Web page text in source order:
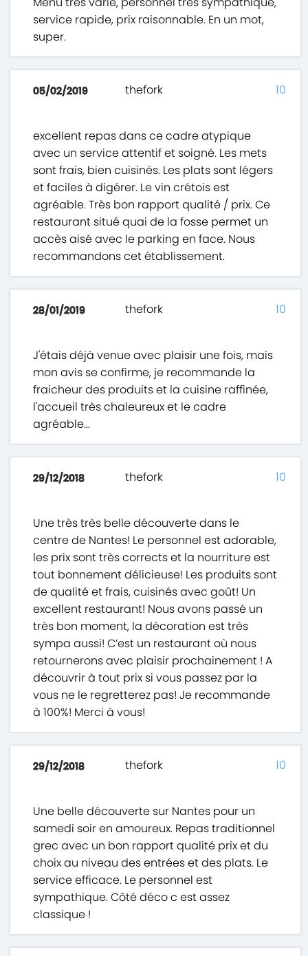
service rapide, prix raisonnable. En un mot,
super.
05/02/2019 thefork
excellent repas dans ce cadre atypique
avec un service attentif et soigné. Les mets
sont frais, bien cuisinés. Les plats sont légers
et faciles à digérer. Le vin crétois est
agréable. Très bon rapport qualité / prix. Ce
restaurant situé quai de la fosse permet un
accès aisé avec le parking en face. Nous
recommandons cet établissement.
10
28/01/2019 thefork
J'étais déjà venue avec plaisir une fois, mais
mon avis se confirme, je recommande la
fraicheur des produits et la cuisine raffinée,
l'accueil très chaleureux et le cadre
agréable...
10
29/12/2018 thefork
Une très très belle découverte dans le
centre de Nantes! Le personnel est adorable,
les prix sont très corrects et la nourriture est
tout bonnement délicieuse! Les produits sont
de qualité et frais, cuisinés avec goût! Un
excellent restaurant! Nous avons passé un
très bon moment, la décoration est très
sympa aussi! C’est un restaurant où nous
retournerons avec plaisir prochainement ! A
découvrir à tout prix si vous passez par la
vous ne le regretterez pas! Je recommande
à 100%! Merci à vous!
10
29/12/2018 thefork
Une belle découverte sur Nantes pour un
samedi soir en amoureux. Repas traditionnel
grec avec un bon rapport qualité prix et du
choix au niveau des entrées et des plats. Le
service efficace. Le personnel est
sympathique. Côté déco c est assez
classique !
10